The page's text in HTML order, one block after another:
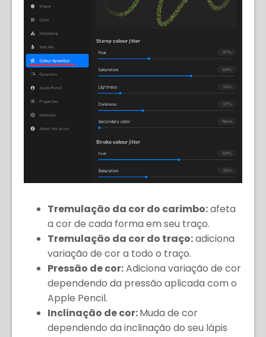
Tremulação da cor do carimbo:afeta
a cor de cada forma em seu traço.
Tremulação da cor do traço:adiciona
variação de cor a todo o traço.
Pressão de cor:Adiciona variação de cor
dependendo da pressão aplicada com o
Apple Pencil.
Inclinação de cor:Muda de cor
dependendo da inclinação do seu lápis